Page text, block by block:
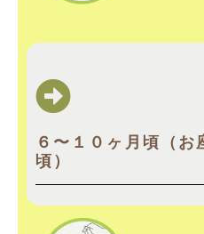
６〜１０ヶ月頃（お
頃）